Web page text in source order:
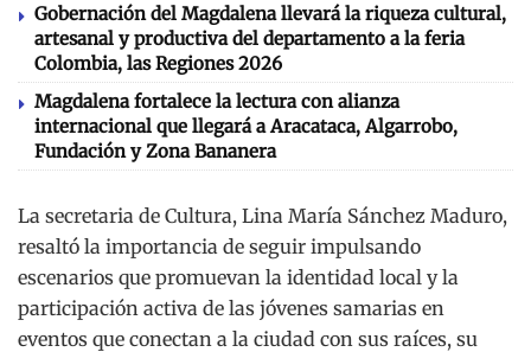
Gobernación del Magdalena llevará la riqueza cultural,
artesanal y productiva del departamento a la feria
Colombia, las Regiones 2026
Magdalena fortalece la lectura con alianza
internacional que llegará a Aracataca, Algarrobo,
Fundación y Zona Bananera
La secretaria de Cultura, Lina María Sánchez Maduro,
resaltó la importancia de seguir impulsando
escenarios que promuevan la identidad local y la
participación activa de las jóvenes samarias en
eventos que conectan a la ciudad con sus raíces, su